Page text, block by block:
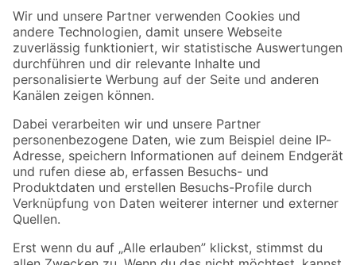
Der toom Newsletter: Keine Angebote und Aktionen mehr verpassen!
Zur Newsletter Anmeldung
Folge uns
Zahlungsarten Versandarten
Sicher einkaufen